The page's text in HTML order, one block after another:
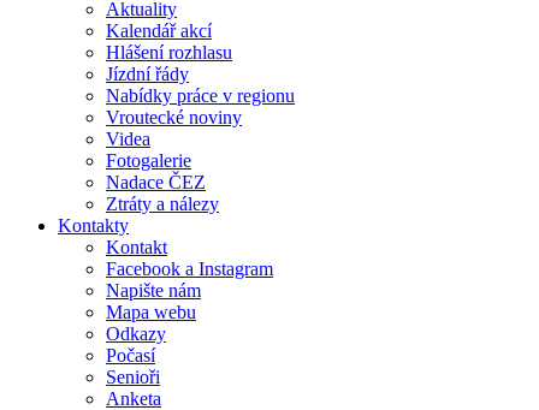
Aktuality
Kalendář akcí
Hlášení rozhlasu
Jízdní řády
Nabídky práce v regionu
Vroutecké noviny
Videa
Fotogalerie
Nadace ČEZ
Ztráty a nálezy
Kontakty
Kontakt
Facebook a Instagram
Napište nám
Mapa webu
Odkazy
Počasí
Senioři
Anketa